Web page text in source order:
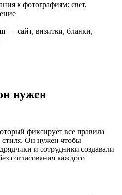
к фотографиям: свет,
— сайт, визитки, бланки,
нужен
фиксирует все правила
стиля. Он нужен чтобы
и сотрудники создавали
согласования каждого